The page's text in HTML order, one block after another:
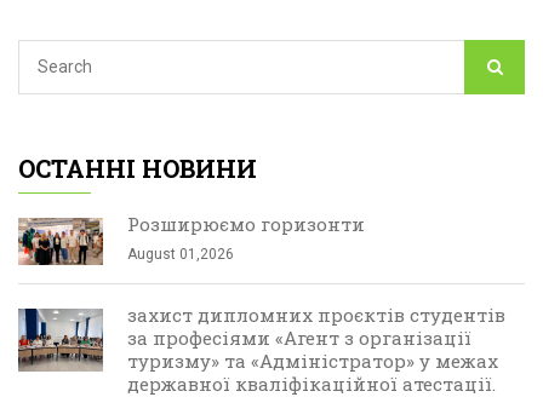
ОСТАННІ НОВИНИ
Розширюємо горизонти
August 01,2026
захист дипломних проєктів студентів
за професіями «Агент з організації
туризму» та «Адміністратор» у межах
державної кваліфікаційної атестації.